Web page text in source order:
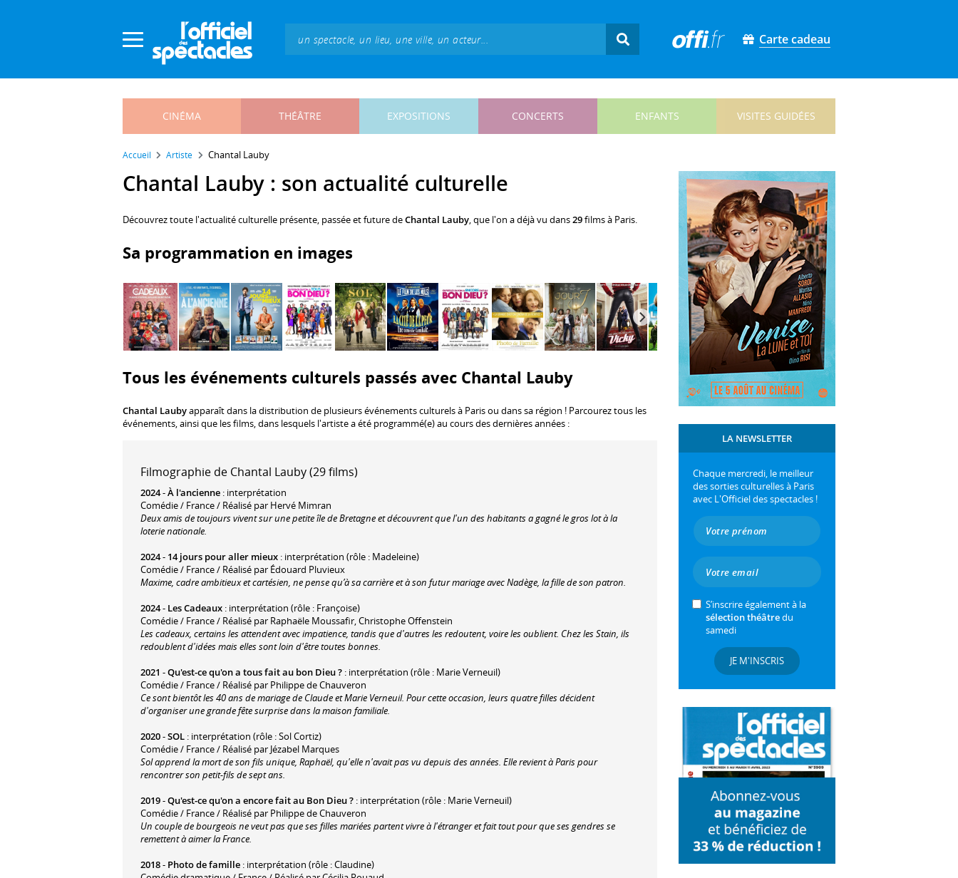
Carte cadeau
CINÉMA THÉÂTRE EXPOSITIONS CONCERTS ENFANTS VISITES GUIDÉES
Accueil Artiste Chantal Lauby
Chantal Lauby : son actualité culturelle
Découvrez toute l'actualité culturelle présente, passée et future deChantal Lauby, que l'on a déjà vu dans29films à Paris.
Sa programmation en images
Tous les événements culturels passés avec Chantal Lauby
Chantal Laubyapparaît dans la distribution de plusieurs événements culturels à Paris ou dans sa région ! Parcourez tous les
événements, ainsi que les films, dans lesquels l'artiste a été programmé(e) au cours des dernières années :
Filmographie de Chantal Lauby (29 films)
2024-À l'ancienne : interprétation
Comédie / France / Réalisé par Hervé Mimran
Deux amis de toujours vivent sur une petite île de Bretagne et découvrent que l'un des habitants a gagné le gros lot à la
loterie nationale.
2024- 14 jours pour aller mieux : interprétation (rôle : Madeleine)
Comédie / France / Réalisé par Édouard Pluvieux
Maxime, cadre ambitieux et cartésien, ne pense qu’à sa carrière et à son futur mariage avec Nadège, la fille de son patron.
2024- Les Cadeaux : interprétation (rôle : Françoise)
Comédie / France / Réalisé par Raphaële Moussafir, Christophe Offenstein
Les cadeaux, certains les attendent avec impatience, tandis que d'autres les redoutent, voire les oublient. Chez les Stain, ils
redoublent d'idées mais elles sont loin d'être toutes bonnes.
2021 -Qu'est-ce qu'on a tous fait au bon Dieu ? : interprétation (rôle : Marie Verneuil)
Comédie / France / Réalisé par Philippe de Chauveron
Ce sont bientôt les 40 ans de mariage de Claude et Marie Verneuil. Pour cette occasion, leurs quatre filles décident
d'organiser une grande fête surprise dans la maison familiale.
2020-SOL : interprétation (rôle : Sol Cortiz)
Comédie / France / Réalisé par Jézabel Marques
Sol apprend la mort de son fils unique, Raphaël, qu'elle n'avait pas vu depuis des années. Elle revient à Paris pour
rencontrer son petit-fils de sept ans.
2019-Qu'est-ce qu'on a encore fait au Bon Dieu ? : interprétation (rôle : Marie Verneuil)
Comédie / France / Réalisé par Philippe de Chauveron
Un couple de bourgeois ne veut pas que ses filles mariées partent vivre à l'étranger et fait tout pour que ses gendres se
remettent à aimer la France.
2018- Photo de famille : interprétation (rôle : Claudine)
LA NEWSLETTER
Chaque mercredi, le meilleur
des sorties culturelles à Paris
avec L'Officiel des spectacles !
S’inscrire également à la
sélection théâtredu
samedi
JE M'INSCRIS